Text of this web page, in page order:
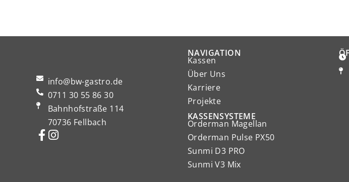
info@bw-gastro.de
0711 30 55 86 30
Bahnhofstraße 114
70736 Fellbach
NAVIGATION
Kassen
Über Uns
Karriere
Projekte
KASSENSYSTEME
Orderman Magellan
Orderman Pulse PX50
Sunmi D3 PRO
Sunmi V3 Mix